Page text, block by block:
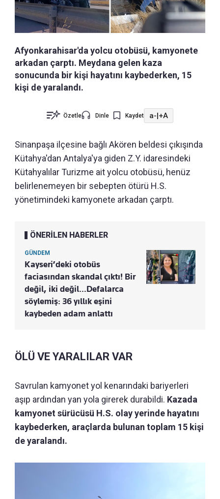
Afyonkarahisar'da yolcu otobüsü, kamyonete
arkadan çarptı. Meydana gelen kaza
sonucunda bir kişi hayatını kaybederken, 15
kişi de yaralandı.
Özetle Dinle Kaydet a-|+A
Sinanpaşa ilçesine bağlı Akören beldesi çıkışında
Kütahya'dan Antalya'ya giden Z.Y. idaresindeki
Kütahyalılar Turizme ait yolcu otobüsü, henüz
belirlenemeyen bir sebepten ötürü H.S.
yönetimindeki kamyonete arkadan çarptı.
ÖNERİLEN HABERLER
GÜNDEM
Kayseri’deki otobüs
faciasından skandal çıktı! Bir
değil, iki değil…Defalarca
söylemiş: 36 yıllık eşini
kaybeden adam anlattı
ÖLÜ VE YARALILAR VAR
Savrulan kamyonet yol kenarındaki bariyerleri
aşıp ardından yan yola girerek durabildi. Kazada
kamyonet sürücüsü H.S. olay yerinde hayatını
kaybederken, araçlarda bulunan toplam 15 kişi
de yaralandı.